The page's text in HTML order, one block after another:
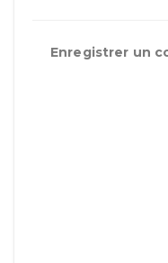
Enregistrer un